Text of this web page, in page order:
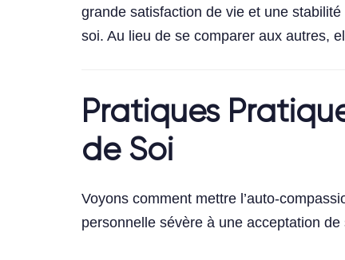
grande satisfaction de vie et une
soi. Au lieu de se comparer aux autres,
Pratiques
de Soi
Voyons comment mettre l’auto-
personnelle sévère à une acceptation de